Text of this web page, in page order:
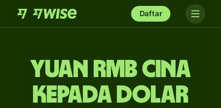
Daftar
yuan rmb Cina
kepada dolar